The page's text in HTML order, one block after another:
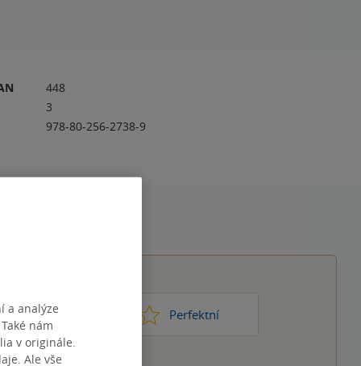
448
3
978-80-256-2738-9
moc 1 Perfektní
a analýze
nám
v originále.
Ale vše